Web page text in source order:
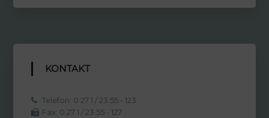
KONTAKT
Telefon: 0 27 1 / 23 55 - 123
Fax: 0 27 1 / 23 55 - 127